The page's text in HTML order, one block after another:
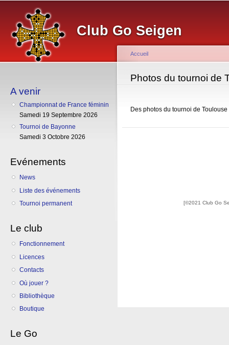
Club Go Seigen
A venir
Championnat de France féminin
Samedi 19 Septembre 2026
Tournoi de Bayonne
Samedi 3 Octobre 2026
Evénements
News
Liste des événements
Tournoi permanent
Le club
Fonctionnement
Licences
Contacts
Où jouer ?
Bibliothèque
Boutique
Le Go
Vous êtes ici
Accueil
Photos du tournoi de
Des photos du tournoi de
[©2021 Club Go